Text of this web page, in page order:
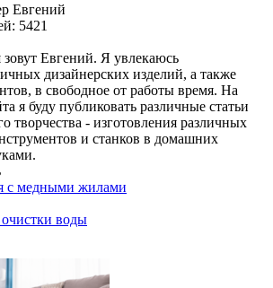
Евгений
5421
Евгений. Я увлекаюсь
дизайнерских изделий, а также
в свободное от работы время. На
я буду публиковать различные статьи
творчества - изготовления различных
и станков в домашних
с медными жилами
воды